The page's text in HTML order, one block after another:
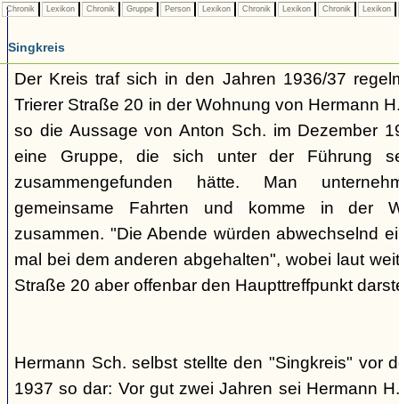
Chronik Lexikon Chronik Gruppe Person Lexikon Chronik Lexikon Chronik Lexikon
Singkreis
Der Kreis traf sich in den Jahren 1936/37
Trierer Straße 20 in der Wohnung von Hermann
so die Aussage von Anton Sch. im Dezember
eine Gruppe, die sich unter der Führung
zusammengefunden hätte. Man
gemeinsame Fahrten und komme in der
zusammen. "Die Abende würden abwechselnd
mal bei dem anderen abgehalten", wobei laut
Straße 20 aber offenbar den Haupttreffpunkt
Hermann Sch. selbst stellte den "Singkreis" vor
1937 so dar: Vor gut zwei Jahren sei Hermann